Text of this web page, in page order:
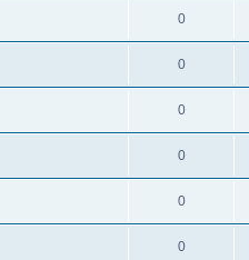
0
0
0
0
0
0